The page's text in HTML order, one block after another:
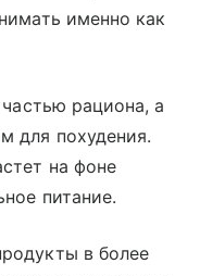
именно как
рациона, а
для похудения.
на фоне
питание.
в более